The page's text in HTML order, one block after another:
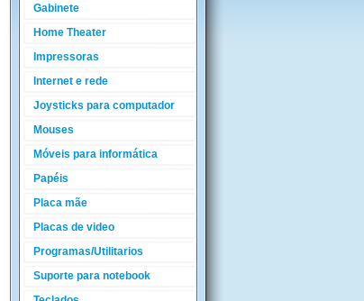
Gabinete
Home Theater
Impressoras
Internet e rede
Joysticks para computador
Mouses
Móveis para informática
Papéis
Placa mãe
Placas de video
Programas/Utilitarios
Suporte para notebook